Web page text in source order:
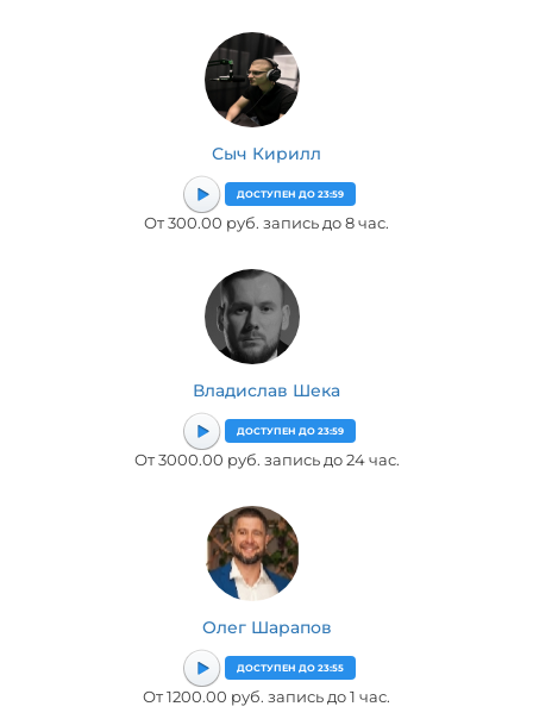
Сыч Кирилл
ДОСТУПЕН ДО 23:59
От 300.00 руб. запись до 8 час.
Владислав Шека
ДОСТУПЕН ДО 23:59
От 3000.00 руб. запись до 24 час.
Олег Шарапов
ДОСТУПЕН ДО 23:55
От 1200.00 руб. запись до 1 час.